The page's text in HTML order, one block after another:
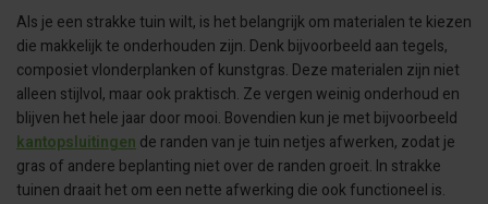
Als je een strakke tuin wilt, is het belangrijk om materialen te kiezen
die makkelijk te onderhouden zijn. Denk bijvoorbeeld aan tegels,
composiet vlonderplanken of kunstgras. Deze materialen zijn niet
alleen stijlvol, maar ook praktisch. Ze vergen weinig onderhoud en
blijven het hele jaar door mooi. Bovendien kun je met bijvoorbeeld
kantopsluitingende randen van je tuin netjes afwerken, zodat je
gras of andere beplanting niet over de randen groeit. In strakke
tuinen draait het om een nette afwerking die ook functioneel is.